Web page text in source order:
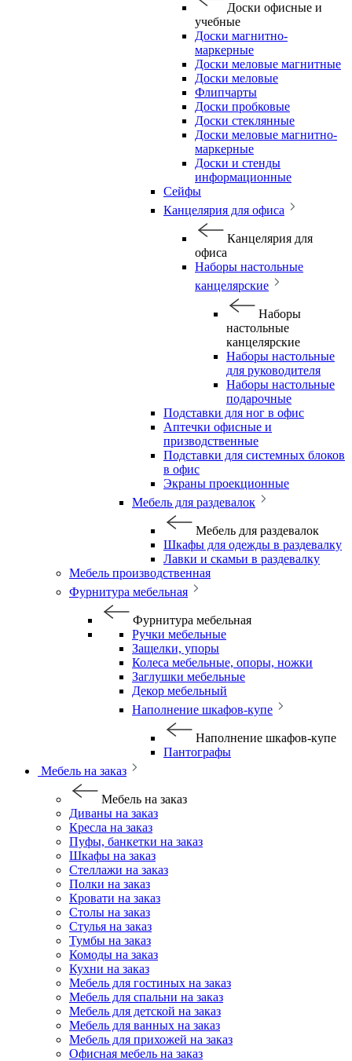
Доски офисные и
учебные
Доски магнитно-
маркерные
Доски меловые магнитные
Доски меловые
Флипчарты
Доски пробковые
Доски стеклянные
Доски меловые магнитно-
маркерные
Доски и стенды
информационные
Сейфы
Канцелярия для офиса
Канцелярия для
офиса
Наборы настольные
канцелярские
Наборы
настольные
канцелярские
Наборы настольные
для руководителя
Наборы настольные
подарочные
Подставки для ног в офис
Аптечки офисные и
призводственные
Подставки для системных блоков
в офис
Экраны проекционные
Мебель для раздевалок
Мебель для раздевалок
Шкафы для одежды в раздевалку
Лавки и скамьи в раздевалку
Мебель производственная
Фурнитура мебельная
Фурнитура мебельная
Ручки мебельные
Защелки, упоры
Колеса мебельные, опоры, ножки
Заглушки мебельные
Декор мебельный
Наполнение шкафов-купе
Наполнение шкафов-купе
Пантографы
Мебель на заказ
Мебель на заказ
Диваны на заказ
Кресла на заказ
Пуфы, банкетки на заказ
Шкафы на заказ
Стеллажи на заказ
Полки на заказ
Кровати на заказ
Столы на заказ
Стулья на заказ
Тумбы на заказ
Комоды на заказ
Кухни на заказ
Мебель для гостиных на заказ
Мебель для спальни на заказ
Мебель для детской на заказ
Мебель для ванных на заказ
Мебель для прихожей на заказ
Офисная мебель на заказ